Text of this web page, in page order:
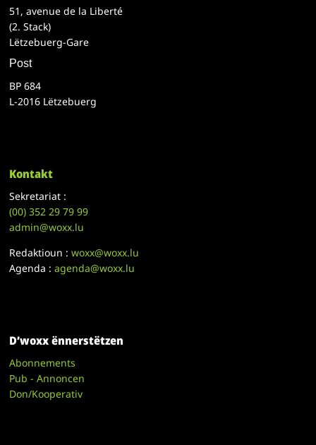
51, avenue de la Liberté
(2. Stack)
Lëtzebuerg-Gare
Post
BP 684
L-2016 Lëtzebuerg
Kontakt
Sekretariat :
(00)352 29 79 99
admin@woxx.lu
Redaktioun :woxx@woxx.lu
Agenda :agenda@woxx.lu
D’woxx ënnerstëtzen
Abonnements
Pub - Annoncen
Don/Kooperativ